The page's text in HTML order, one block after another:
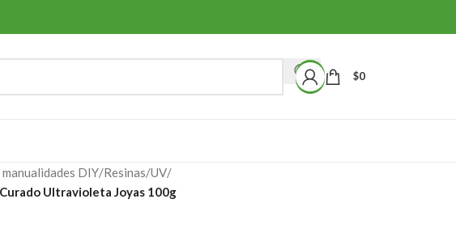
$0
DIY/Resinas/UV/
Ultravioleta Joyas 100g